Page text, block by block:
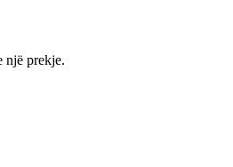
një prekje.